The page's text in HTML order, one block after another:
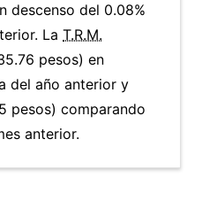
descenso del 0.08%
La T.R.M.
pesos) en
del año anterior y
pesos) comparando
anterior.